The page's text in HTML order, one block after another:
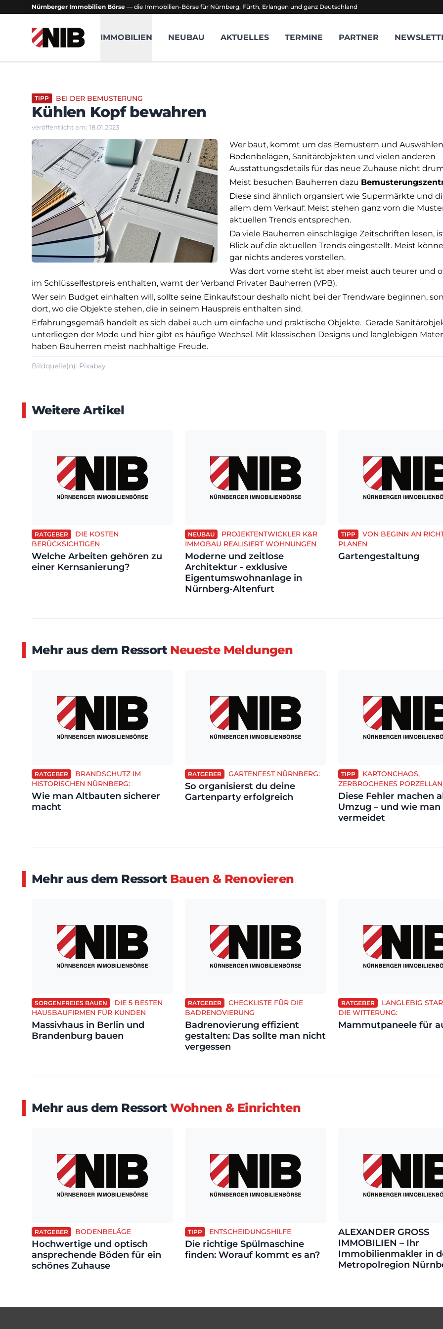
Nürnberger Immobilien Börse — die Immobilien-Börse für Nürnberg, Fürth, Erlangen und ganz Deutschland
NIB - Nürnberger Immobilien Börse
IMMOBILIEN NEUBAU AKTUELLES TERMINE PARTNER
TIPP BEI DER BEMUSTERUNG
Kühlen Kopf bewahren
veröffentlicht am: 18.01.2023
Wer baut, kommt um das Bemustern und
Bodenbelägen, Sanitärobjekten und vielen anderen
Ausstattungsdetails für das neue Zuhause nicht
Meist besuchen Bauherren dazu
Diese sind ähnlich organsiert wie Supermärkte und
allem dem Verkauf: Meist stehen ganz vorn die
aktuellen Trends entsprechen.
Da viele Bauherren einschlägige Zeitschriften lesen,
Blick auf die aktuellen Trends eingestellt. Meist
gar nichts anderes vorstellen.
Was dort vorne steht ist aber meist auch teurer und
im Schlüsselfestpreis enthalten, warnt der Verband Privater Bauherren (VPB).
Wer sein Budget einhalten will, sollte seine Einkaufstour deshalb nicht bei der Trendware beginnen,
dort, wo die Objekte stehen, die in seinem Hauspreis enthalten sind.
Erfahrungsgemäß handelt es sich dabei auch um einfache und praktische Objekte. Gerade
unterliegen der Mode und hier gibt es häufige Wechsel. Mit klassischen Designs und langlebigen
haben Bauherren meist nachhaltige Freude.
Bildquelle(n): Pixabay
Weitere Artikel
RATGEBER
DIE KOSTEN
BERÜCKSICHTIGEN
Welche Arbeiten gehören zu
einer Kernsanierung?
NEUBAU
PROJEKTENTWICKLER K&R
IMMOBAU REALISIERT WOHNUNGEN
Moderne und zeitlose
Architektur - exklusive
Eigentumswohnanlage in
Nürnberg-Altenfurt
TIPP
VON BEGINN AN
PLANEN
Gartengestaltung
Mehr aus dem Ressort Neueste Meldungen
RATGEBER
BRANDSCHUTZ IM
HISTORISCHEN NÜRNBERG:
Wie man Altbauten sicherer
macht
RATGEBER GARTENFEST NÜRNBERG:
So organisierst du deine
Gartenparty erfolgreich
TIPP
KARTONCHAOS,
ZERBROCHENES
Diese Fehler machen
Umzug – und wie man
vermeidet
Mehr aus dem Ressort Bauen & Renovieren
SORGENFREIES BAUEN
DIE 5 BESTEN
HAUSBAUFIRMEN FÜR KUNDEN
Massivhaus in Berlin und
Brandenburg bauen
RATGEBER
CHECKLISTE FÜR DIE
BADRENOVIERUNG
Badrenovierung effizient
gestalten: Das sollte man nicht
vergessen
RATGEBER
LANGLEBIG
DIE WITTERUNG:
Mammutpaneele für
Mehr aus dem RessortWohnen & Einrichten
RATGEBER BODENBELÄGE
Hochwertige und optisch
ansprechende Böden für ein
schönes Zuhause
TIPP ENTSCHEIDUNGSHILFE
Die richtige Spülmaschine
finden: Worauf kommt es an?
ALEXANDER GROSS
IMMOBILIEN – Ihr
Immobilienmakler in
Metropolregion